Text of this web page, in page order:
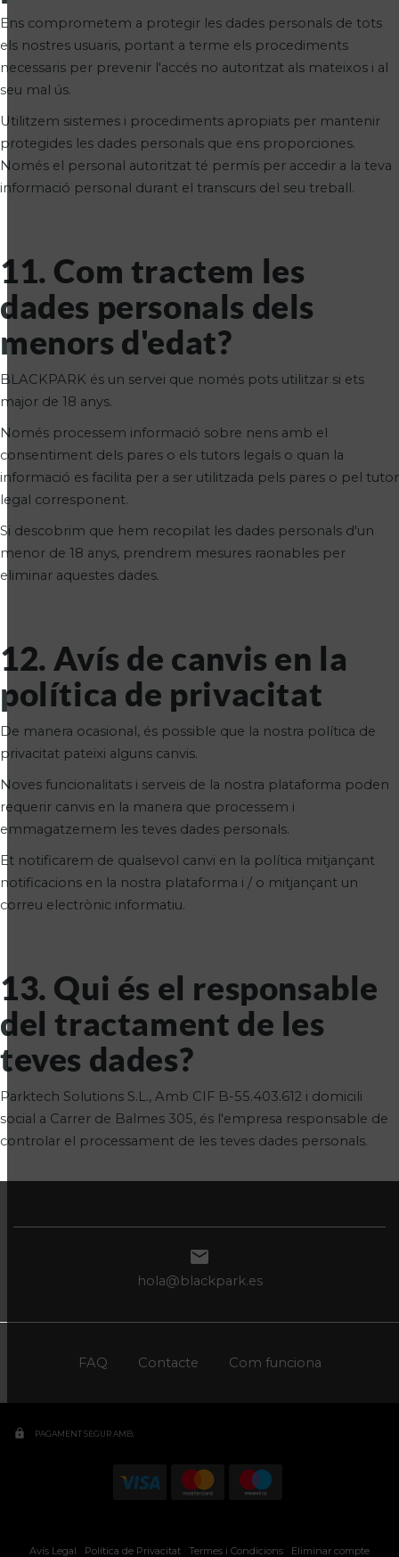
Ens comprometem a protegir les dades personals de tots
els nostres usuaris, portant a terme els procediments
necessaris per prevenir l'accés no autoritzat als mateixos i al
seu mal ús.
Utilitzem sistemes i procediments apropiats per mantenir
protegides les dades personals que ens proporciones.
Només el personal autoritzat té permís per accedir a la teva
informació personal durant el transcurs del seu treball.
11. Com tractem les
dades personals dels
menors d'edat?
BLACKPARK és un servei que només pots utilitzar si ets
major de 18 anys.
Només processem informació sobre nens amb el
consentiment dels pares o els tutors legals o quan la
informació es facilita per a ser utilitzada pels pares o pel tutor
legal corresponent.
Si descobrim que hem recopilat les dades personals d'un
menor de 18 anys, prendrem mesures raonables per
eliminar aquestes dades.
12. Avís de canvis en la
política de privacitat
De manera ocasional, és possible que la nostra política de
privacitat pateixi alguns canvis.
Noves funcionalitats i serveis de la nostra plataforma poden
requerir canvis en la manera que processem i
emmagatzemem les teves dades personals.
Et notificarem de qualsevol canvi en la política mitjançant
notificacions en la nostra plataforma i / o mitjançant un
correu electrònic informatiu.
13. Qui és el responsable
del tractament de les
teves dades?
Parktech Solutions S.L., Amb CIF B-55.403.612 i domicili
social a Carrer de Balmes 305, és l'empresa responsable de
controlar el processament de les teves dades personals.

hola@blackpark.es
FAQ Contacte Com funciona
lock PAGAMENT SEGUR AMB:
Avís Legal Política de Privacitat Termes i Condicions Eliminar compte